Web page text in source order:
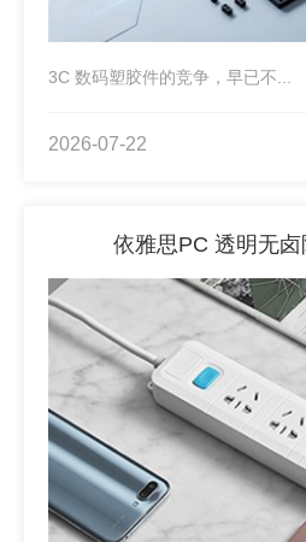
3C 数码塑胶件的竞争，早已不...
2026-07-22
依雅思PC 透明无